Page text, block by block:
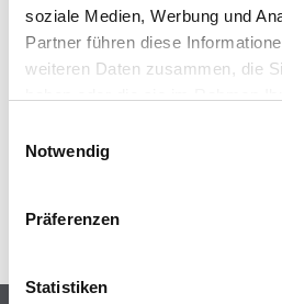
soziale Medien, Werbung und
Partner führen diese
weiteren Daten zusammen, die
Notwendig
Präferenzen
Statistiken